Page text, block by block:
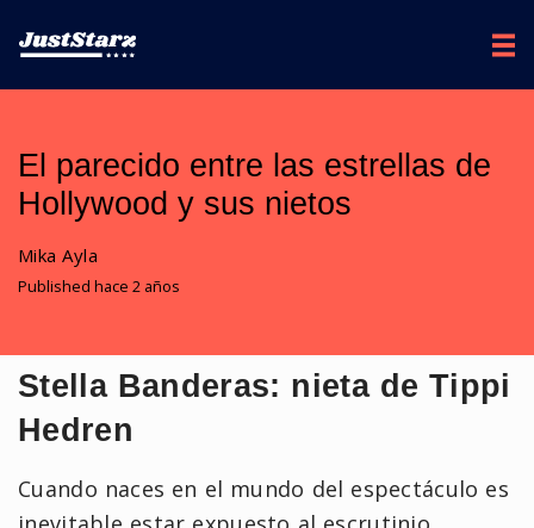
El parecido entre las estrellas de
Hollywood y sus nietos
Mika Ayla
Published hace 2 años
Stella Banderas: nieta de Tippi
Hedren
Cuando naces en el mundo del espectáculo es